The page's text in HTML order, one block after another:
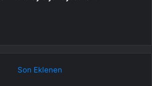
Son Eklenen